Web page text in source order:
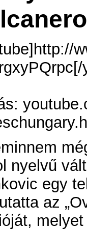
nyelvű
egy
az